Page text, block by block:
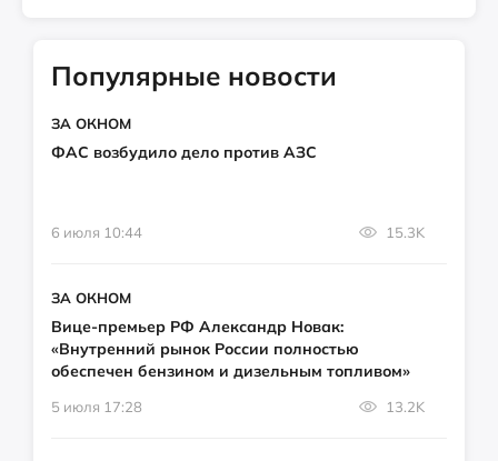
Популярные новости
ЗА ОКНОМ
ФАС возбудило дело против АЗС
6 июля 10:44 15.3K
ЗА ОКНОМ
Вице-премьер РФ Александр Новак:
«Внутренний рынок России полностью
обеспечен бензином и дизельным топливом»
5 июля 17:28 13.2K